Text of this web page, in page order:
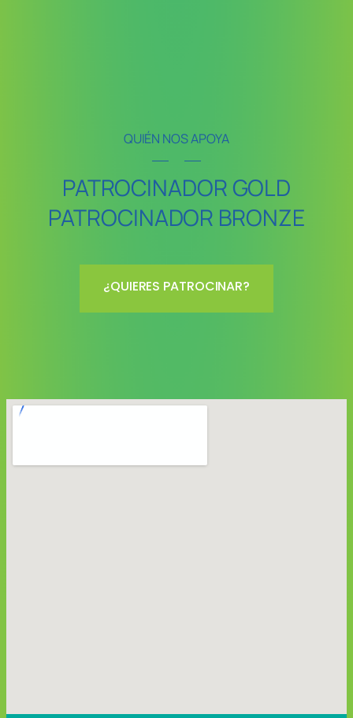
QUIÉN NOS APOYA
PATROCINADOR GOLD
PATROCINADOR BRONZE
¿QUIERES PATROCINAR?